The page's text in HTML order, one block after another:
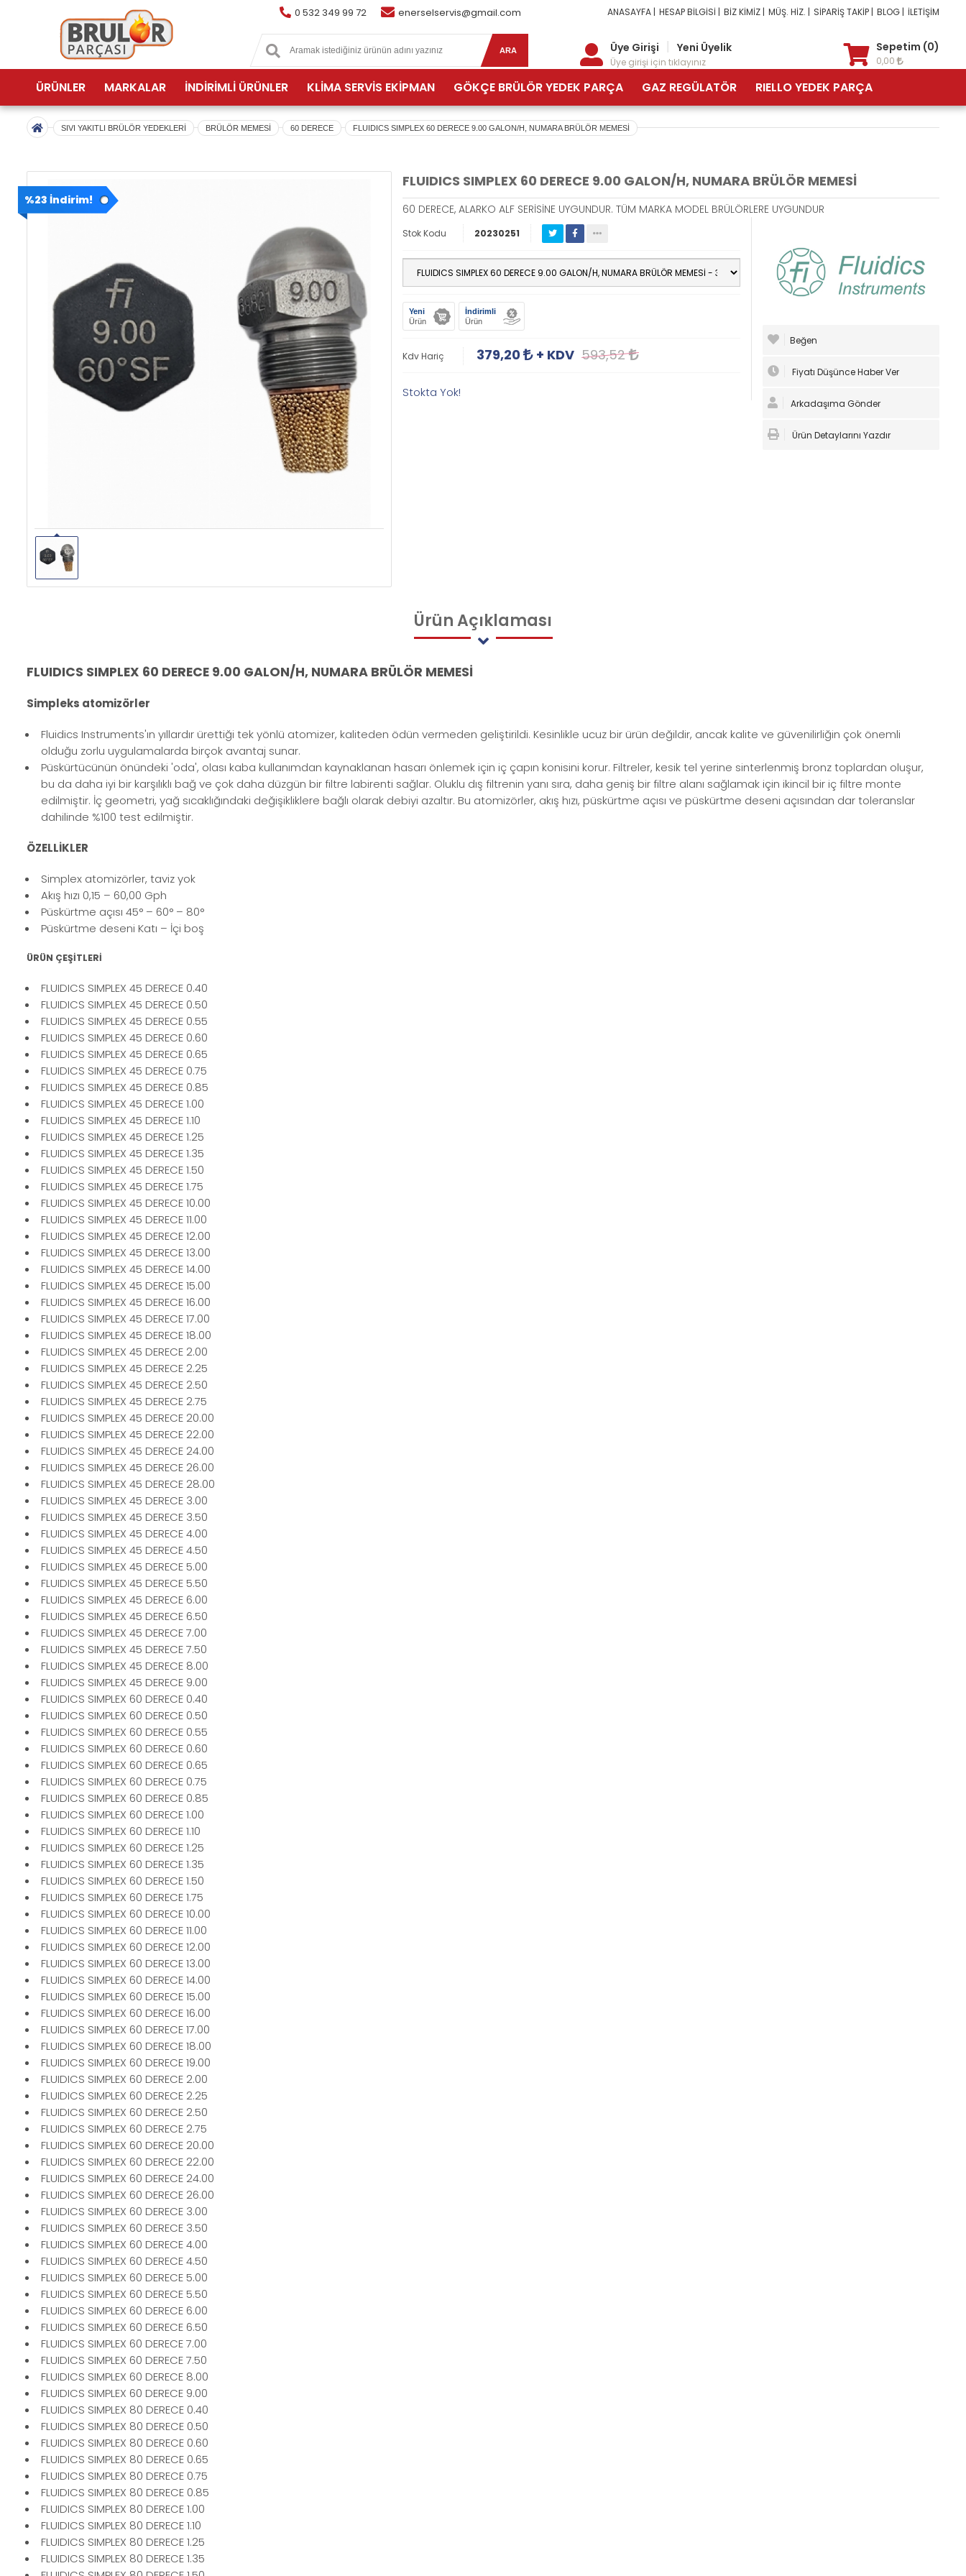
0 532 349 99 72 enerselservis@gmail.com
ARA
ANASAYFA | HESAP BİLGİSİ | BİZ KİMİZ | MÜŞ. HİZ. | SİPARİŞ TAKİP | BLOG | İLETİŞİM
Üye Girişi Yeni Üyelik
Üye girişi için tıklayınız
Sepetim (0)
0,00
ÜRÜNLER MARKALAR İNDİRİMLİ ÜRÜNLER KLİMA SERVİS EKİPMAN GÖKÇE BRÜLÖR YEDEK PARÇA GAZ REGÜLATÖR RIELLO YEDEK PARÇA
SIVI YAKITLI BRÜLÖR YEDEKLERİ BRÜLÖR MEMESİ 60 DERECE FLUIDICS SIMPLEX 60 DERECE 9.00 GALON/H, NUMARA BRÜLÖR MEMESİ
%23 İndirim!
FLUIDICS SIMPLEX 60 DERECE 9.00 GALON/H, NUMARA BRÜLÖR MEMESİ
60 DERECE, ALARKO ALF SERİSİNE UYGUNDUR. TÜM MARKA MODEL BRÜLÖRLERE UYGUNDUR
Stok Kodu 20230251
Yeni
Ürün
İndirimli
Ürün
Kdv Hariç 379,20 + KDV 593,52
Stokta Yok!
Beğen
Fiyatı Düşünce Haber Ver
Arkadaşıma Gönder
Ürün Detaylarını Yazdır
ÜrünAçıklaması
FLUIDICS SIMPLEX 60 DERECE 9.00 GALON/H, NUMARA BRÜLÖR MEMESİ
Simpleks atomizörler
Fluidics Instruments'ın yıllardır ürettiği tek yönlü atomizer, kaliteden ödün vermeden geliştirildi. Kesinlikle ucuz bir ürün değildir, ancak kalite ve güvenilirliğin çok önemli
olduğu zorlu uygulamalarda birçok avantaj sunar.
Püskürtücünün önündeki 'oda', olası kaba kullanımdan kaynaklanan hasarı önlemek için iç çapın konisini korur. Filtreler, kesik tel yerine sinterlenmiş bronz toplardan oluşur,
bu da daha iyi bir karşılıklı bağ ve çok daha düzgün bir filtre labirenti sağlar. Oluklu dış filtrenin yanı sıra, daha geniş bir filtre alanı sağlamak için ikincil bir iç filtre monte
edilmiştir. İç geometri, yağ sıcaklığındaki değişikliklere bağlı olarak debiyi azaltır. Bu atomizörler, akış hızı, püskürtme açısı ve püskürtme deseni açısından dar toleranslar
dahilinde %100 test edilmiştir.
ÖZELLİKLER
Simplex atomizörler, taviz yok
Akış hızı 0,15 – 60,00 Gph
Püskürtme açısı 45° – 60° – 80°
Püskürtme deseni Katı – İçi boş
ÜRÜN ÇEŞİTLERİ
FLUIDICS SIMPLEX 45 DERECE 0.40
FLUIDICS SIMPLEX 45 DERECE 0.50
FLUIDICS SIMPLEX 45 DERECE 0.55
FLUIDICS SIMPLEX 45 DERECE 0.60
FLUIDICS SIMPLEX 45 DERECE 0.65
FLUIDICS SIMPLEX 45 DERECE 0.75
FLUIDICS SIMPLEX 45 DERECE 0.85
FLUIDICS SIMPLEX 45 DERECE 1.00
FLUIDICS SIMPLEX 45 DERECE 1.10
FLUIDICS SIMPLEX 45 DERECE 1.25
FLUIDICS SIMPLEX 45 DERECE 1.35
FLUIDICS SIMPLEX 45 DERECE 1.50
FLUIDICS SIMPLEX 45 DERECE 1.75
FLUIDICS SIMPLEX 45 DERECE 10.00
FLUIDICS SIMPLEX 45 DERECE 11.00
FLUIDICS SIMPLEX 45 DERECE 12.00
FLUIDICS SIMPLEX 45 DERECE 13.00
FLUIDICS SIMPLEX 45 DERECE 14.00
FLUIDICS SIMPLEX 45 DERECE 15.00
FLUIDICS SIMPLEX 45 DERECE 16.00
FLUIDICS SIMPLEX 45 DERECE 17.00
FLUIDICS SIMPLEX 45 DERECE 18.00
FLUIDICS SIMPLEX 45 DERECE 2.00
FLUIDICS SIMPLEX 45 DERECE 2.25
FLUIDICS SIMPLEX 45 DERECE 2.50
FLUIDICS SIMPLEX 45 DERECE 2.75
FLUIDICS SIMPLEX 45 DERECE 20.00
FLUIDICS SIMPLEX 45 DERECE 22.00
FLUIDICS SIMPLEX 45 DERECE 24.00
FLUIDICS SIMPLEX 45 DERECE 26.00
FLUIDICS SIMPLEX 45 DERECE 28.00
FLUIDICS SIMPLEX 45 DERECE 3.00
FLUIDICS SIMPLEX 45 DERECE 3.50
FLUIDICS SIMPLEX 45 DERECE 4.00
FLUIDICS SIMPLEX 45 DERECE 4.50
FLUIDICS SIMPLEX 45 DERECE 5.00
FLUIDICS SIMPLEX 45 DERECE 5.50
FLUIDICS SIMPLEX 45 DERECE 6.00
FLUIDICS SIMPLEX 45 DERECE 6.50
FLUIDICS SIMPLEX 45 DERECE 7.00
FLUIDICS SIMPLEX 45 DERECE 7.50
FLUIDICS SIMPLEX 45 DERECE 8.00
FLUIDICS SIMPLEX 45 DERECE 9.00
FLUIDICS SIMPLEX 60 DERECE 0.40
FLUIDICS SIMPLEX 60 DERECE 0.50
FLUIDICS SIMPLEX 60 DERECE 0.55
FLUIDICS SIMPLEX 60 DERECE 0.60
FLUIDICS SIMPLEX 60 DERECE 0.65
FLUIDICS SIMPLEX 60 DERECE 0.75
FLUIDICS SIMPLEX 60 DERECE 0.85
FLUIDICS SIMPLEX 60 DERECE 1.00
FLUIDICS SIMPLEX 60 DERECE 1.10
FLUIDICS SIMPLEX 60 DERECE 1.25
FLUIDICS SIMPLEX 60 DERECE 1.35
FLUIDICS SIMPLEX 60 DERECE 1.50
FLUIDICS SIMPLEX 60 DERECE 1.75
FLUIDICS SIMPLEX 60 DERECE 10.00
FLUIDICS SIMPLEX 60 DERECE 11.00
FLUIDICS SIMPLEX 60 DERECE 12.00
FLUIDICS SIMPLEX 60 DERECE 13.00
FLUIDICS SIMPLEX 60 DERECE 14.00
FLUIDICS SIMPLEX 60 DERECE 15.00
FLUIDICS SIMPLEX 60 DERECE 16.00
FLUIDICS SIMPLEX 60 DERECE 17.00
FLUIDICS SIMPLEX 60 DERECE 18.00
FLUIDICS SIMPLEX 60 DERECE 19.00
FLUIDICS SIMPLEX 60 DERECE 2.00
FLUIDICS SIMPLEX 60 DERECE 2.25
FLUIDICS SIMPLEX 60 DERECE 2.50
FLUIDICS SIMPLEX 60 DERECE 2.75
FLUIDICS SIMPLEX 60 DERECE 20.00
FLUIDICS SIMPLEX 60 DERECE 22.00
FLUIDICS SIMPLEX 60 DERECE 24.00
FLUIDICS SIMPLEX 60 DERECE 26.00
FLUIDICS SIMPLEX 60 DERECE 3.00
FLUIDICS SIMPLEX 60 DERECE 3.50
FLUIDICS SIMPLEX 60 DERECE 4.00
FLUIDICS SIMPLEX 60 DERECE 4.50
FLUIDICS SIMPLEX 60 DERECE 5.00
FLUIDICS SIMPLEX 60 DERECE 5.50
FLUIDICS SIMPLEX 60 DERECE 6.00
FLUIDICS SIMPLEX 60 DERECE 6.50
FLUIDICS SIMPLEX 60 DERECE 7.00
FLUIDICS SIMPLEX 60 DERECE 7.50
FLUIDICS SIMPLEX 60 DERECE 8.00
FLUIDICS SIMPLEX 60 DERECE 9.00
FLUIDICS SIMPLEX 80 DERECE 0.40
FLUIDICS SIMPLEX 80 DERECE 0.50
FLUIDICS SIMPLEX 80 DERECE 0.60
FLUIDICS SIMPLEX 80 DERECE 0.65
FLUIDICS SIMPLEX 80 DERECE 0.75
FLUIDICS SIMPLEX 80 DERECE 0.85
FLUIDICS SIMPLEX 80 DERECE 1.00
FLUIDICS SIMPLEX 80 DERECE 1.10
FLUIDICS SIMPLEX 80 DERECE 1.25
FLUIDICS SIMPLEX 80 DERECE 1.35